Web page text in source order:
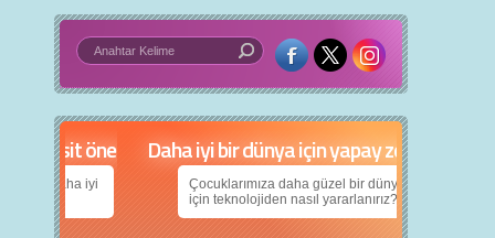
5 basit öneri
daha iyi
Daha iyi bir dünya için yapay zekâ
Çocuklarımıza daha güzel bir dünya bırakabilmek
için teknolojiden nasıl yararlanırız?